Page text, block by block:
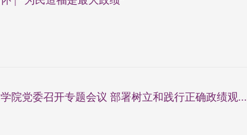
院党委召开专题会议 部署树立和践行正确政绩观...